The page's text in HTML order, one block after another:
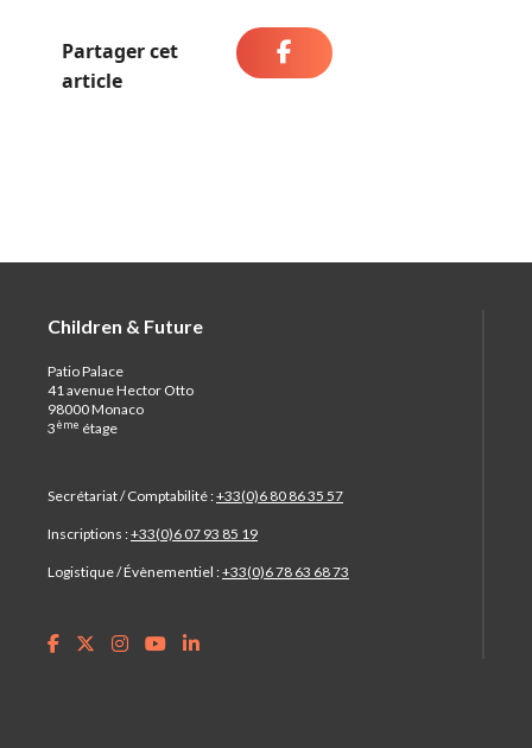
Partager cet
article
Children & Future
Patio Palace
41 avenue Hector Otto
98000 Monaco
3ème étage
Secrétariat / Comptabilité :+33(0)6 80 86 35 57
Inscriptions :+33(0)6 07 93 85 19
Logistique / Évènementiel :+33(0)6 78 63 68 73